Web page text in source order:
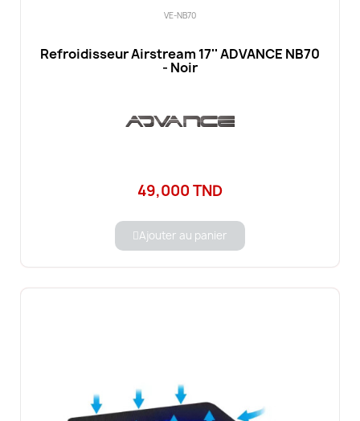
VE-NB70
Refroidisseur Airstream 17'' ADVANCE NB70
- Noir
49,000 TND
Ajouter au panier